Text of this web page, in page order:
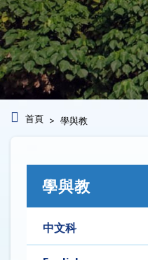
首頁 學與教
學與教
中文科